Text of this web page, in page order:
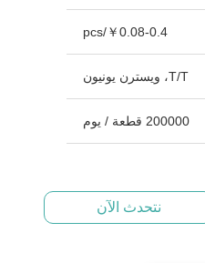
￥0.08-0.4/pcs
T/T، ويسترن يونيون
200000 قطعة / يوم
نتحدث الآن